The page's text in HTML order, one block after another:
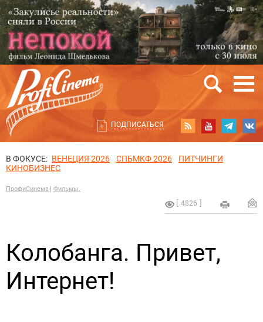
ПОДПИСАТЬСЯ
В ФОКУСЕ: ВЕНЕЦИЯ 2026 СПБМКФ 2026
ПИТЧИНГИ
КИНОБИЗНЕС
ПрофиСинема Фильмы.
4826
Колобанга. Привет,
Интернет!